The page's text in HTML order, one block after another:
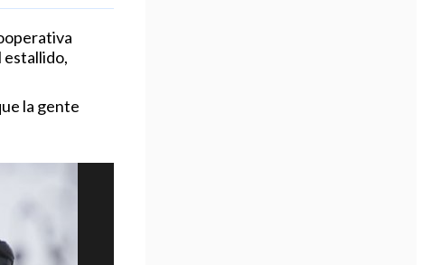
estallido,
la gente